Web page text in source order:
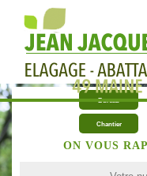
Bureau
Chantier
ON VOUS